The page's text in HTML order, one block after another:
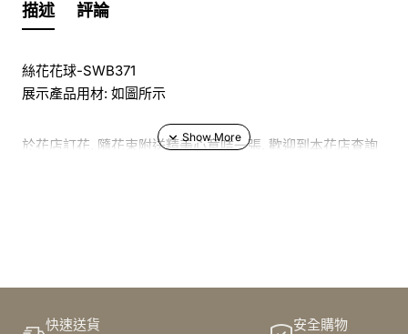
描述 評論
絲花花球-SWB371
展示產品用材: 如圖所示
於花店訂花, 隨花束附送精美心意咭一張, 歡迎到本花店查詢
絲花花球371款主色用上紅,橙紅,粉及香檳作為主色,再配上綠
快速送貨 安全購物